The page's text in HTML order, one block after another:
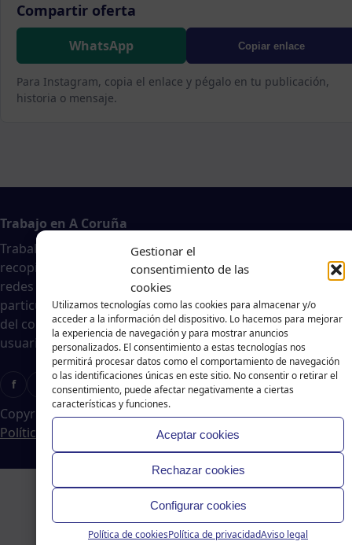
Gestionar el
consentimiento de las
cookies
Utilizamos tecnologías como las cookies para almacenar y/o
acceder a la información del dispositivo. Lo hacemos para mejorar
la experiencia de navegación y para mostrar anuncios
personalizados. El consentimiento a estas tecnologías nos
permitirá procesar datos como el comportamiento de navegación
o las identificaciones únicas en este sitio. No consentir o retirar el
consentimiento, puede afectar negativamente a ciertas
características y funciones.
Aceptar cookies
Rechazar cookies
Configurar cookies
Política de cookiesPolítica de privacidadAviso legal
Compartir oferta
WhatsApp Copiar enlace
Para Instagram, copia el enlace y pégalo en tu publicación,
historia o mensaje.
Trabajo en A Coruña
Traballar na costa es un agregador de noticias
recopiladas de páginas webs, portales de trabajo y
redes sociales, publicadas por empresas o
particulares, no nos responsabilizamos de la veracidad
del contenido ni de la oferta de trabajo publicada. Los
usuarios deberán valorar la veracidad de dicha oferta.
f T Ig
Copyright © 2024 Traballar na Costa|Aviso legal-
Política de cookies
Política de privacidad